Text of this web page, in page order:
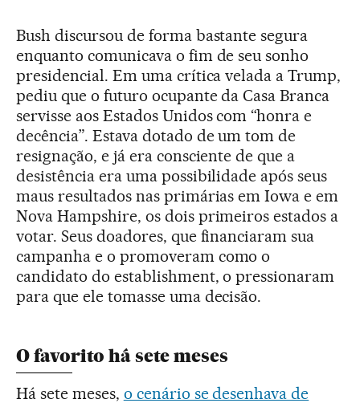
Bush discursou de forma bastante segura
enquanto comunicava o fim de seu sonho
presidencial. Em uma crítica velada a Trump,
pediu que o futuro ocupante da Casa Branca
servisse aos Estados Unidos com “honra e
decência”. Estava dotado de um tom de
resignação, e já era consciente de que a
desistência era uma possibilidade após seus
maus resultados nas primárias em Iowa e em
Nova Hampshire, os dois primeiros estados a
votar. Seus doadores, que financiaram sua
campanha e o promoveram como o
candidato do establishment, o pressionaram
para que ele tomasse uma decisão.
O favorito há sete meses
Há sete meses, o cenário se desenhava de